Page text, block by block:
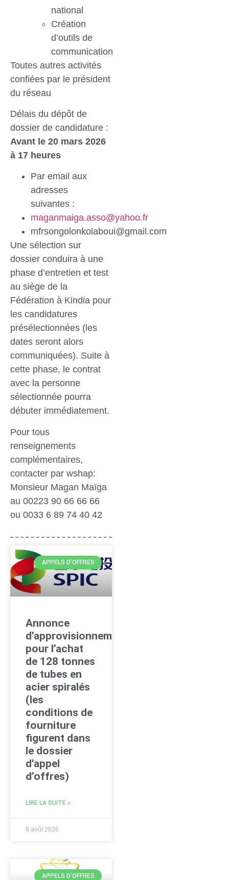
national
Création
d’outils de
communication
Toutes autres activités
confiées par le président
du réseau
Délais du dépôt de
dossier de candidature :
Avant le 20 mars 2026
à 17 heures
Par email aux
adresses
suivantes :
maganmaiga.asso@yahoo.fr
mfrsongolonkolaboui@gmail.com
Une sélection sur
dossier conduira à une
phase d’entretien et test
au siège de la
Fédération à Kindia pour
les candidatures
présélectionnées (les
dates seront alors
communiquées). Suite à
cette phase, le contrat
avec la personne
sélectionnée pourra
débuter immédiatement.
Pour tous
renseignements
complémentaires,
contacter par wshap:
Monsieur Magan Maïga
au 00223 90 66 66 66
ou 0033 6 89 74 40 42
APPELS D'OFFRES
Annonce
d’approvisionnement
pour l’achat
de 128 tonnes
de tubes en
acier spiralés
(les
conditions de
fourniture
figurent dans
le dossier
d’appel
d’offres)
LIRE LA SUITE »
8 août 2026
APPELS D'OFFRES